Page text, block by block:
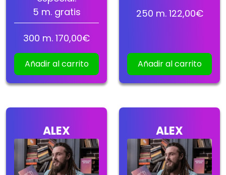
5 m. gratis
300 m. 170,00€
Añadir al carrito
250 m. 122,00€
Añadir al carrito
ALEX ALEX